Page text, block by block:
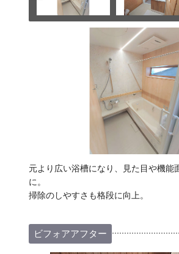
元より広い浴槽になり、見た目や機能
に。
掃除のしやすさも格段に向上。
ビフォアアフター